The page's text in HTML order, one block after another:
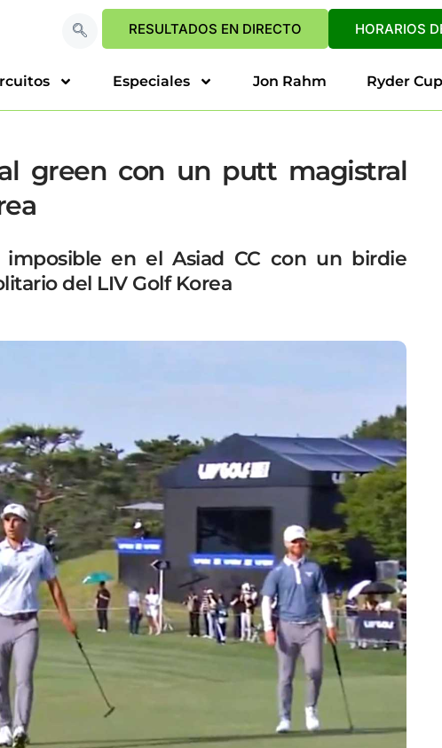
RESULTADOS EN DIRECTO HORARIOS
Especiales Jon Rahm Ryder Cup
green con un putt magistral
en el Asiad CC con un birdie
del LIV Golf Korea